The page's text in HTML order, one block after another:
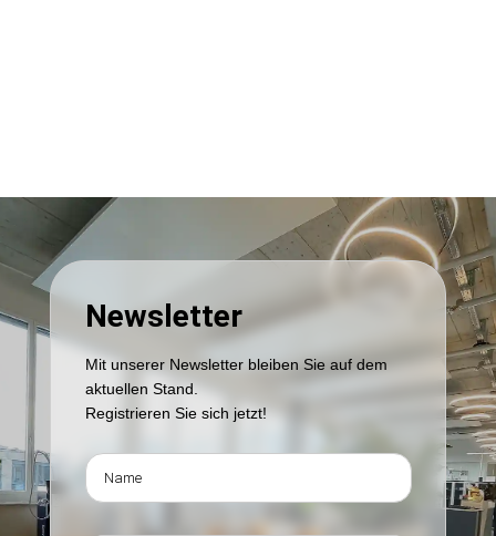
Newsletter
Mit unserer Newsletter bleiben Sie auf dem
aktuellen Stand.
Registrieren Sie sich jetzt!